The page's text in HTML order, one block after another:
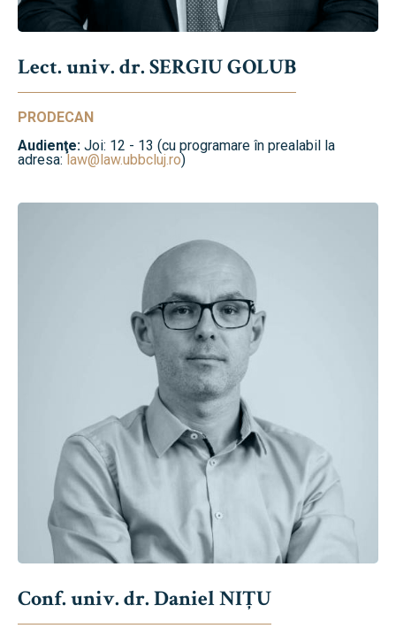
Lect. univ. dr. SERGIU GOLUB
PRODECAN
Audienţe: Joi: 12 - 13 (cu programare în prealabil la
adresa:law@law.ubbcluj.ro)
Conf. univ. dr. Daniel NIŢU